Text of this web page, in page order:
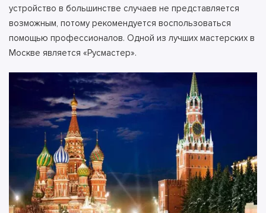
устройство в большинстве случаев не представляется
возможным, потому рекомендуется воспользоваться
помощью профессионалов. Одной из лучших мастерских в
Москве является «Русмастер».